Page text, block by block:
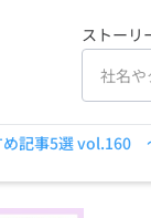
ストーリ
記事5選 vol.160